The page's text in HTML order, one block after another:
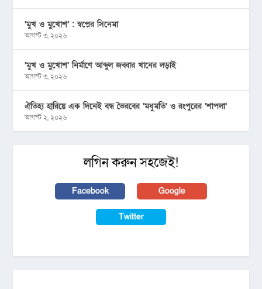
‘মুখ ও মু্খোশ’ : স্বপ্নের সিনেমা
আগস্ট ৩, ২০২৬
‘মুখ ও মুখোশ’ নির্মাণে আব্দুল জব্বার খানের লড়াই
আগস্ট ৩, ২০২৬
ঐতিহ্য হারিয়ে এক দিনেই বন্ধ ভৈরবের ‘মধুমতি’ ও রংপুরের ‘শাপলা’
আগস্ট ২, ২০২৬
লগিন করুন সহজেই!
Facebook Google
Twitter